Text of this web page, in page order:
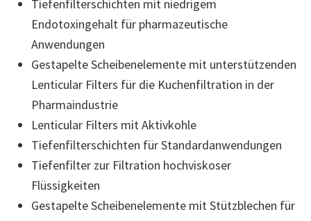
Tiefenfilterschichten mit niedrigem
Endotoxingehalt für pharmazeutische
Anwendungen
Gestapelte Scheibenelemente mit unterstützenden
Lenticular Filters für die Kuchenfiltration in der
Pharmaindustrie
Lenticular Filters mit Aktivkohle
Tiefenfilterschichten für Standardanwendungen
Tiefenfilter zur Filtration hochviskoser
Flüssigkeiten
Gestapelte Scheibenelemente mit Stützblechen für